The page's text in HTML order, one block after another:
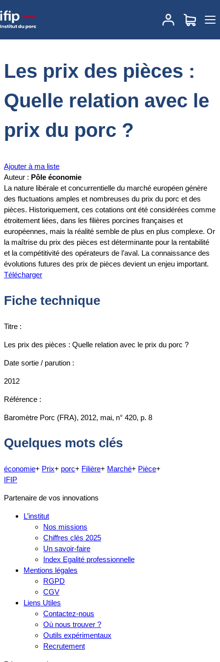
Accueil
Les prix des pièces : Quelle relation avec
le prix du porc ?
Les prix des pièces :
Quelle relation avec le
prix du porc ?
Ajouter à ma liste
Auteur : Pôle économie
La nature libérale et concurrentielle du marché européen génère
des fluctuations amples et nombreuses du prix du porc et des
pièces. Historiquement, ces cotations ont été considérées comme
étroitement liées, dans les filières porcines françaises et
européennes, mais la réalité semble de plus en plus complexe. Or
la maîtrise du prix des pièces est déterminante pour la rentabilité
et la compétitivité des opérateurs de l’aval. La connaissance des
évolutions futures des prix de pièces devient un enjeu important.
Télécharger
Fiche technique
Titre :
Les prix des pièces : Quelle relation avec le prix du porc ?
Date sortie / parution :
2012
Référence :
Baromètre Porc (FRA), 2012, mai, n° 420, p. 8
Quelques mots clés
économie+ Prix+ porc+ Filière+ Marché+ Pièce+
IFIP
Partenaire de vos innovations
L’institut
Nos missions
Chiffres clés 2025
Un savoir-faire
Index Egalité professionnelle
Mentions légales
RGPD
CGV
Liens Utiles
Contactez-nous
Où nous trouver ?
Outils expérimentaux
Recrutement